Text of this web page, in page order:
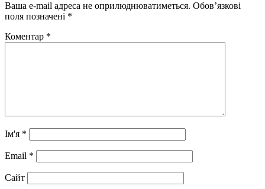
Ваша e-mail адреса не оприлюднюватиметься. Обов’язкові
поля позначені *
Коментар *
Ім'я *
Email *
Сайт